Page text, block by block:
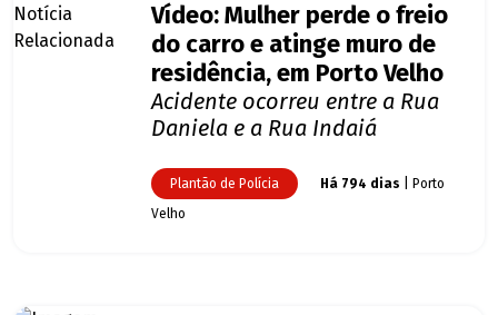
Vídeo: Mulher perde o freio
do carro e atinge muro de
residência, em Porto Velho
Acidente ocorreu entre a Rua
Daniela e a Rua Indaiá
Plantão de Polícia Há 794 dias | Porto
Velho